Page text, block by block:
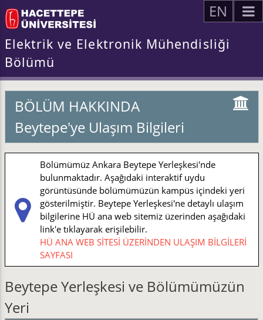
EN
Elektrik ve Elektronik Mühendisliği
Bölümü
BÖLÜM HAKKINDA
Beytepe'ye Ulaşım Bilgileri
Bölümümüz Ankara Beytepe Yerleşkesi'nde
bulunmaktadır. Aşağıdaki interaktif uydu
görüntüsünde bölümümüzün kampüs içindeki yeri
gösterilmiştir. Beytepe Yerleşkesi'ne detaylı ulaşım
bilgilerine HÜ ana web sitemiz üzerinden aşağıdaki
link'e tıklayarak erişilebilir.
HÜ ANA WEB SİTESİ ÜZERİNDEN ULAŞIM BİLGİLERİ
SAYFASI
Beytepe Yerleşkesi ve Bölümümüzün
Yeri